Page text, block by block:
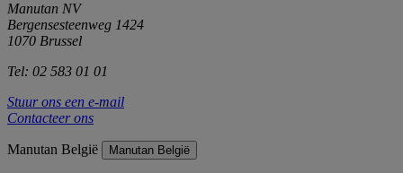
Manutan NV
Bergensesteenweg 1424
1070 Brussel
Tel: 02 583 01 01
Stuur ons een e-mail
Contacteer ons
Manutan België Manutan België